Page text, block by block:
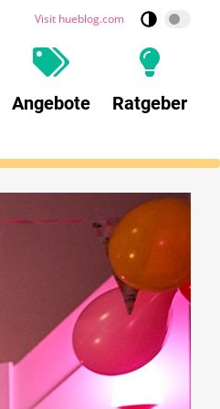
Visit hueblog.com
Angebote Ratgeber